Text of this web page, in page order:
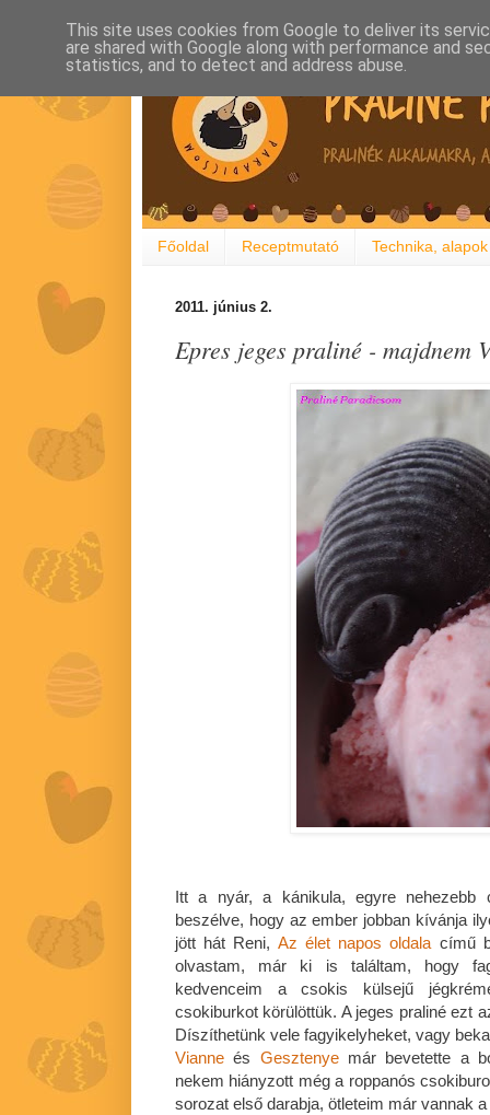
Főoldal Receptmutató Technika, alapok
2011. június 2.
Epres jeges praliné - majdnem
Itt a nyár, a kánikula, egyre nehezebb
beszélve, hogy az ember jobban kívánja
jött hát Reni, Az élet napos oldalacímű
olvastam, már ki is találtam, hogy
kedvenceim a csokis külsejű
csokiburkot körülöttük. A jeges praliné ezt
Díszíthetünk vele fagyikelyheket, vagy
Vianne és Gesztenyemár bevetette a
nekem hiányzott még a roppanós
sorozat első darabja, ötleteim már vannak
This site uses cookies from Google to deliver its
are shared with Google along with performance and
statistics, and to detect and address abuse.